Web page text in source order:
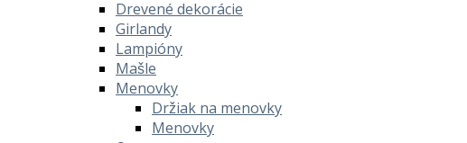
Drevené dekorácie
Girlandy
Lampióny
Mašle
Menovky
Držiak na menovky
Menovky